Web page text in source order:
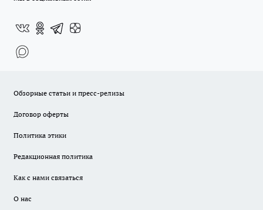
Обзорные статьи и пресс-релизы
Договор оферты
Политика этики
Редакционная политика
Как с нами связаться
О нас